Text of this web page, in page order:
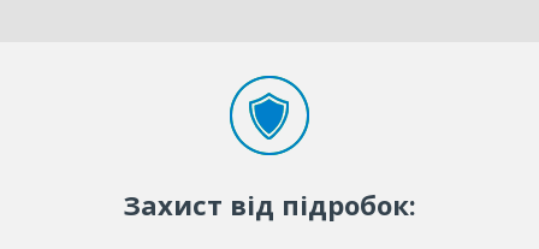
Захист від підробок: